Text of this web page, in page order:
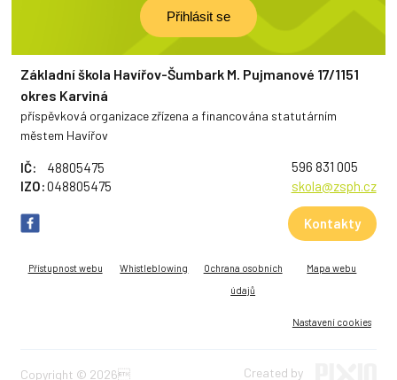
Základní škola Havířov-Šumbark M. Pujmanové 17/1151
okres Karviná
příspěvková organizace zřízena a financována statutárním
městem Havířov
IČ:
48805475
IZO:048805475
596 831 005
skola@zsph.cz
Kontakty
Přístupnost webu Whistleblowing
Ochrana osobních
údajů
Mapa webu
Nastavení cookies
Copyright © 2026 Created by